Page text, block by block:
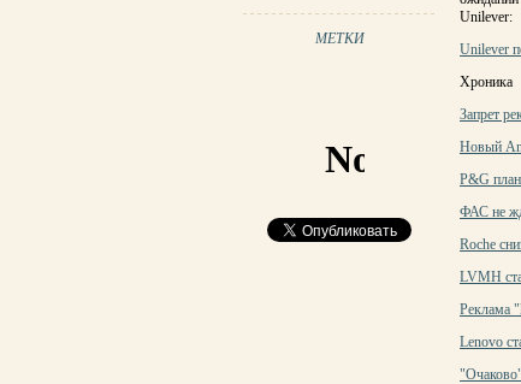
МЕТКИ
Unilever:
Unilever
Хроника
Запрет
Новый
P&G
ФАС не
Roche
LVMH
Реклама
Lenovo